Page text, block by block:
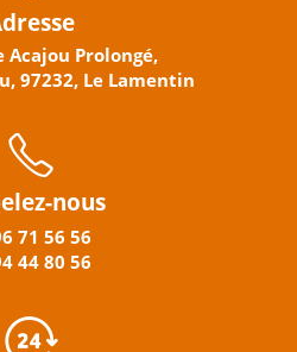
Acajou Prolongé,
97232, Le Lamentin
nous
71 56 56
44 80 56